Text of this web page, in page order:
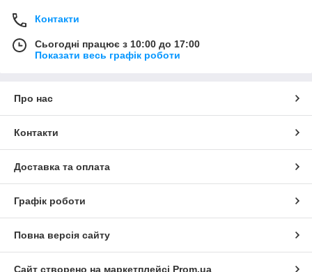
Контакти
Сьогодні працює з 10:00 до 17:00
Показати весь графік роботи
Про нас
Контакти
Доставка та оплата
Графік роботи
Повна версія сайту
Сайт створено на маркетплейсі Prom.ua